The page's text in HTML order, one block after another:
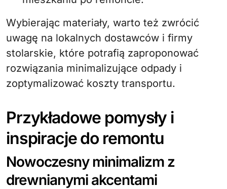
Wybierając materiały, warto też zwrócić
uwagę na lokalnych dostawców i firmy
stolarskie, które potrafią zaproponować
rozwiązania minimalizujące odpady i
zoptymalizować koszty transportu.
Przykładowe pomysły i
inspiracje do remontu
Nowoczesny minimalizm z
drewnianymi akcentami